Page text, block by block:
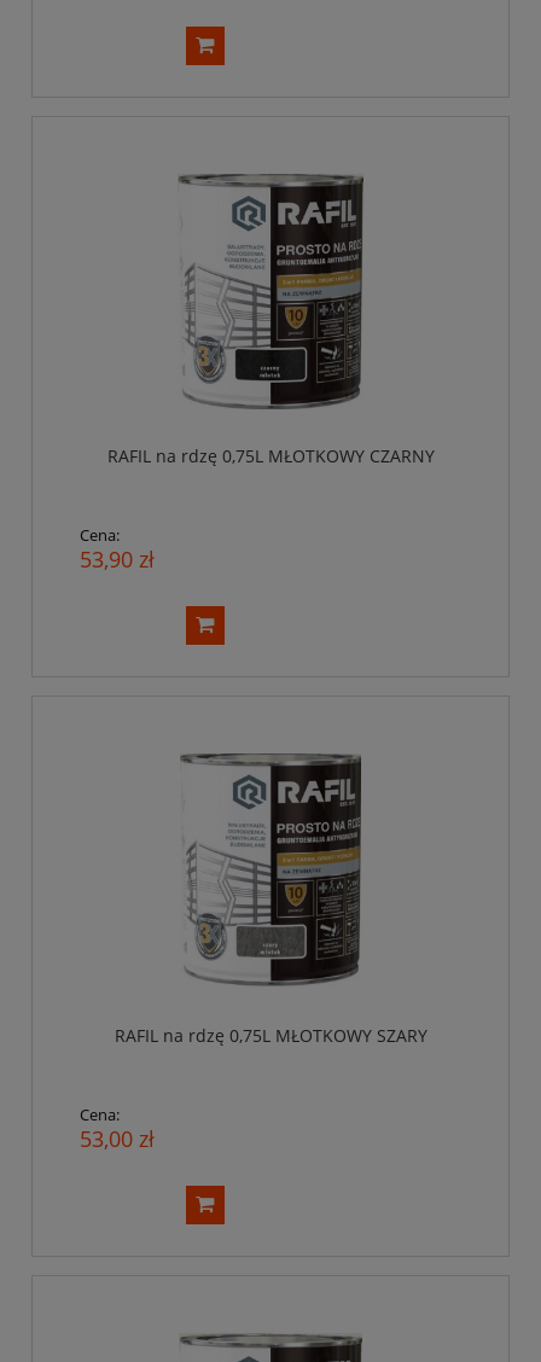
RAFIL na rdzę 0,75L MŁOTKOWY CZARNY
Cena:
53,90 zł
RAFIL na rdzę 0,75L MŁOTKOWY SZARY
Cena:
53,00 zł